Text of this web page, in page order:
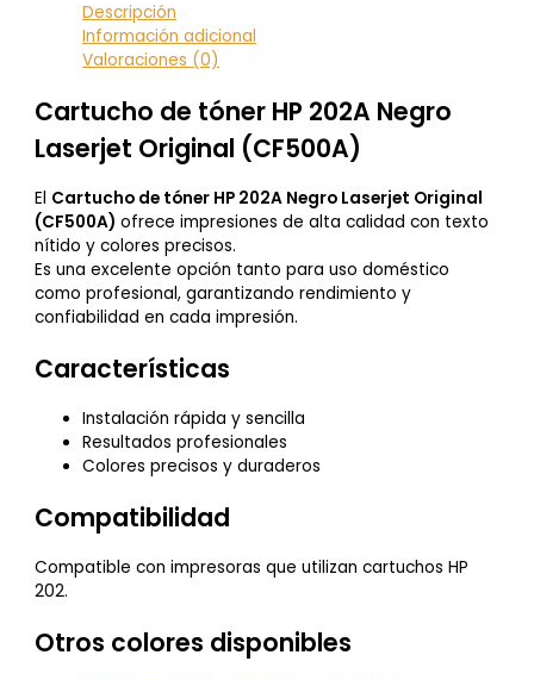
Descripción
Información adicional
Valoraciones (0)
Cartucho de tóner HP 202A Negro
Laserjet Original (CF500A)
El Cartucho de tóner HP 202A Negro Laserjet Original
(CF500A) ofrece impresiones de alta calidad con texto
nítido y colores precisos.
Es una excelente opción tanto para uso doméstico
como profesional, garantizando rendimiento y
confiabilidad en cada impresión.
Características
Instalación rápida y sencilla
Resultados profesionales
Colores precisos y duraderos
Compatibilidad
Compatible con impresoras que utilizan cartuchos HP
202.
Otros colores disponibles